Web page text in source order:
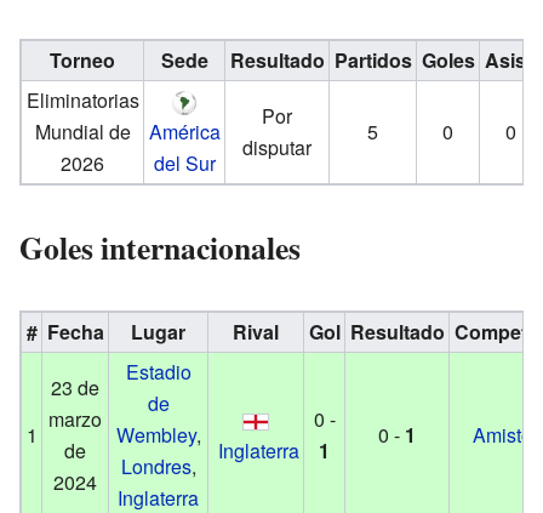
Torneo Sede Resultado Partidos Goles Asist.
Eliminatorias
Mundial de
2026
América
del Sur
Por
disputar
5 0 0
Goles internacionales
# Fecha Lugar Rival Gol Resultado
1
23 de
marzo
de
2024
Estadio
de
Wembley,
Londres,
Inglaterra
Inglaterra
0 -
1
0 - 1